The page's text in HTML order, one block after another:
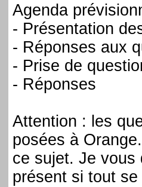
Agenda
- Présentation
- Réponses aux
- Prise de
- Réponses
Attention : les
posées à
ce sujet. Je vous
présent si tout